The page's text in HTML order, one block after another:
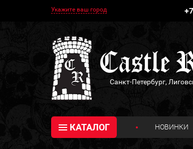
Укажите ваш город
Санкт-Петербург,
КАТАЛОГ НОВИНКИ